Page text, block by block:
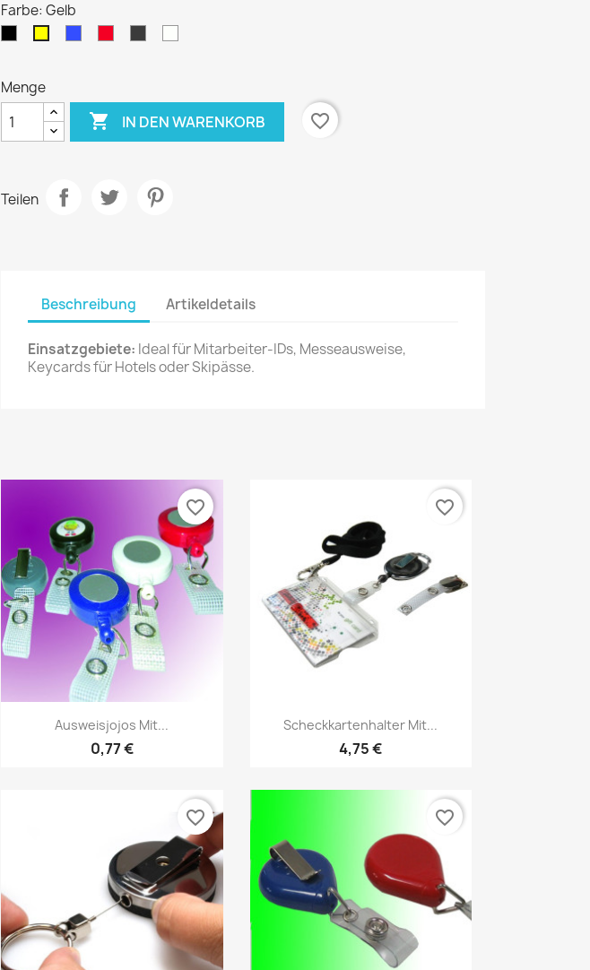
Farbe: Gelb
Menge
 IN DEN WARENKORB favorite_border
Teilen
Beschreibung Artikeldetails
Einsatzgebiete: Ideal für Mitarbeiter-IDs, Messeausweise,
Keycards für Hotels oder Skipässe.
Vorschau
Ausweisjojos Mit...
0,77 €
favorite_border
Vorschau
Scheckkartenhalter Mit...
4,75 €
favorite_border
favorite_border favorite_border